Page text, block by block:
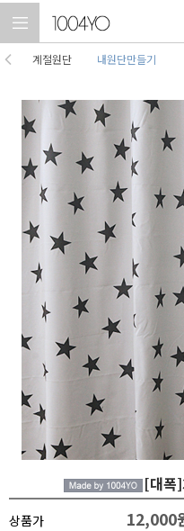
계절원단 내원단만들기
[대폭
상품가 12,000